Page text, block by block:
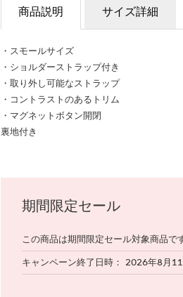
商品説明 サイズ詳細
・スモールサイズ
・ショルダーストラップ付き
・取り外し可能なストラップ
・コントラストのあるトリム
・マグネットボタン開閉
裏地付き
期間限定セール
この商品は期間限定セール対象商品です
キャンペーン終了日時
2026年8月